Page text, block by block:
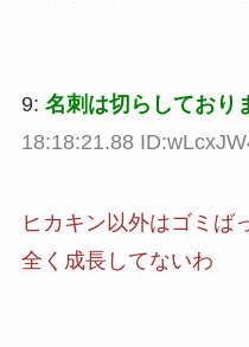
9: 名刺は切らしており
18:18:21.88
ヒカキン以外はゴミば
全く成長してないわ